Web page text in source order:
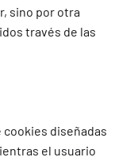
sino por otra
través de las
cookies diseñadas
el usuario